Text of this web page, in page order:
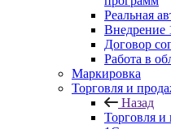
Реальная
Договор
Работа в
Маркировка
Торговля и
Назад
Торговля и